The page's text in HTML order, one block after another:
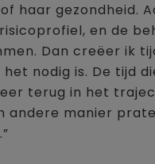
haar gezondheid.
en de
Dan creëer ik
het nodig is. De tijd
terug in het
andere manier